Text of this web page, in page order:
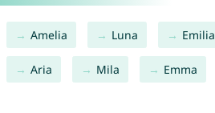
Amelia Luna Emilia
Aria Mila Emma